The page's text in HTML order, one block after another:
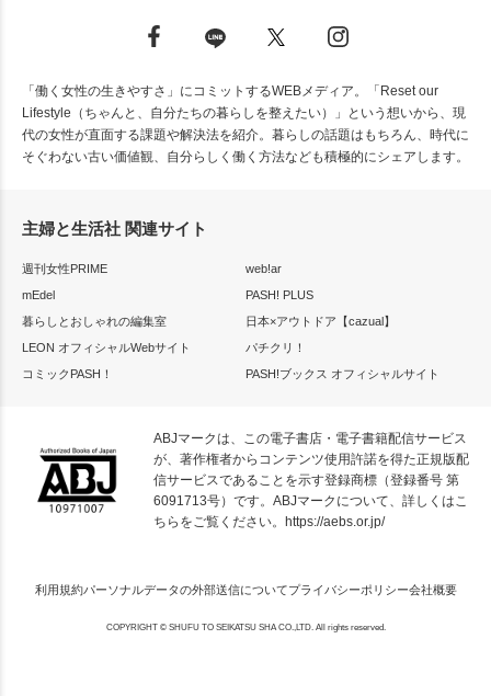
「働く女性の生きやすさ」にコミットするWEBメディア。「Reset our
Lifestyle（ちゃんと、自分たちの暮らしを整えたい）」という想いから、現
代の女性が直面する課題や解決法を紹介。暮らしの話題はもちろん、時代に
そぐわない古い価値観、自分らしく働く方法なども積極的にシェアします。
主婦と生活社 関連サイト
週刊女性PRIME
web!ar
mEdel
PASH! PLUS
暮らしとおしゃれの編集室
日本×アウトドア【cazual】
LEON オフィシャルWebサイト
パチクリ！
コミックPASH！
PASH!ブックス オフィシャルサイト
ABJマークは、この電子書店・電子書籍配信サービス
が、著作権者からコンテンツ使用許諾を得た正規版配
信サービスであることを示す登録商標（登録番号 第
6091713号）です。ABJマークについて、詳しくはこ
ちらをご覧ください。
https://aebs.or.jp/
利用規約パーソナルデータの外部送信についてプライバシーポリシー会社概要
COPYRIGHT © SHUFU TO SEIKATSU SHA CO.,LTD. All rights reserved.